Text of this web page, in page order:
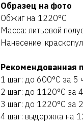
Образец на фото
Обжиг на 1220°C
Масса: литьевой
Нанесение:
Рекомендованная
1 шаг: до 600°C за 5
2 шаг: до 1120°C за
3 шаг: до 1220°C за
4 шаг: выдержка на